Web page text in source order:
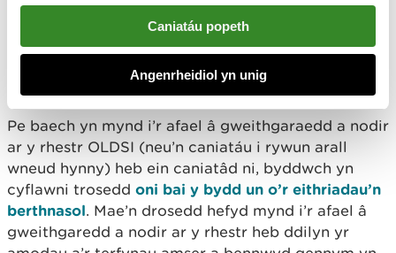
Caniatáu popeth
Angenrheidiol yn unig
Pe baech yn gwneud
gwaith heb ganiatâd
Pe baech yn mynd i’r afael â gweithgaraedd a nodir
ar y rhestr OLDSI (neu’n caniatáu i rywun arall
wneud hynny) heb ein caniatâd ni, byddwch yn
cyflawni trosedd oni bai y bydd un o’r eithriadau’n
berthnasol. Mae’n drosedd hefyd mynd i’r afael â
gweithgaredd a nodir ar y rhestr heb ddilyn yr